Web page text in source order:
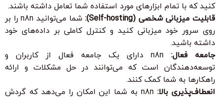
کنید که با تمام ابزارهای مورد استفاده شما تعامل داشته باشند.
قابلیت میزبانی شخصی (Self-hosting):
شما می‌توانید n8n را بر
روی سرور خود میزبانی کنید و کنترل کاملی بر داده‌های خود
داشته باشید.
جامعه فعال:
n8n دارای یک جامعه فعال از کاربران و
توسعه‌دهندگان است که می‌توانند در حل مشکلات و ارائه
راهکارها به شما کمک کنند.
انعطاف‌پذیری بالا:
n8n به شما این امکان را می‌دهد که گردش